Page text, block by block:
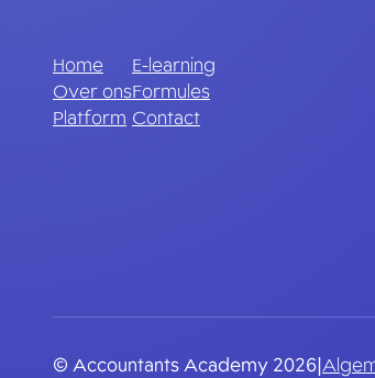
Home
Over ons
Platform
E-learning
Formules
Contact
© Accountants Academy 2026